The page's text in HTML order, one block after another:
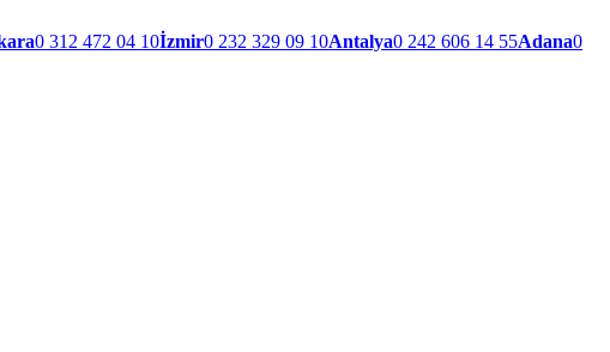
0 312 472 04 10İzmir0 232 329 09 10Antalya0 242 606 14 55Adana0